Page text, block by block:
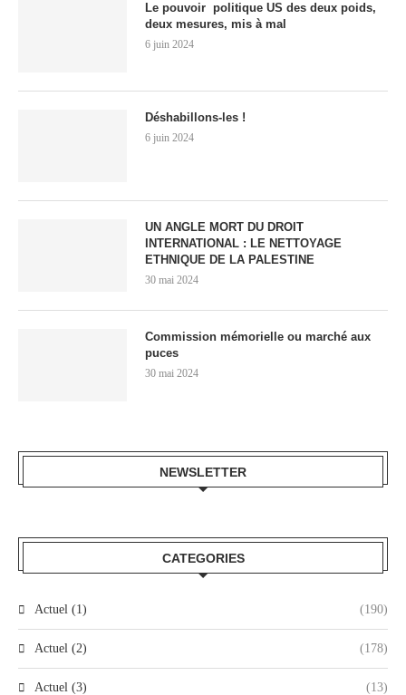
Le pouvoir politique US des deux poids,
deux mesures, mis à mal
6 juin 2024
Déshabillons-les !
6 juin 2024
UN ANGLE MORT DU DROIT
INTERNATIONAL : LE NETTOYAGE
ETHNIQUE DE LA PALESTINE
30 mai 2024
Commission mémorielle ou marché aux
puces
30 mai 2024
NEWSLETTER
CATEGORIES
Actuel (1) (190)
Actuel (2) (178)
Actuel (3) (13)